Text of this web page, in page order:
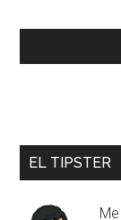
EL TIPSTER